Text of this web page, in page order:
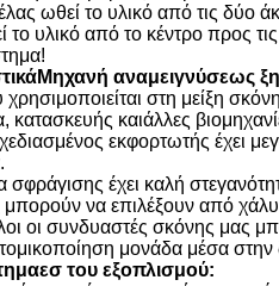
ωθεί το υλικό από τις δύο
το υλικό από το κέντρο προς
Μηχανή αναμειγνύσεως
χρησιμοποιείται στη μείξη
, κατασκευής καιάλλες
εκφορτωτής έχει
σφράγισης έχει καλή
μπορούν να επιλέξουν από
οι συνδυαστές σκόνης μας
μονάδα μέσα στην
εσ του εξοπλισμού: